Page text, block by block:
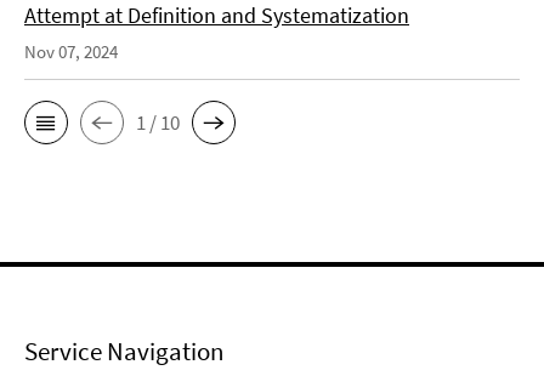
Attempt at Definition and Systematization
Nov 07, 2024
1 / 10
Service Navigation